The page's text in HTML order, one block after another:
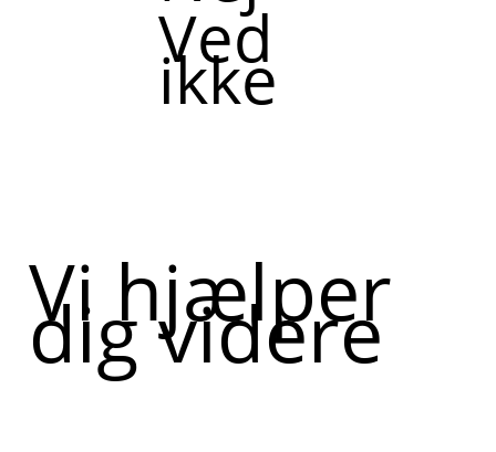
Ved
ikke
Vi hjælper
dig videre